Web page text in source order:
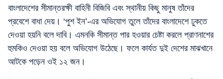
বাংলাদেশের সীমান্তরক্ষী বাহিনী বিজিবি এবং স্থানীয় কিছু মানুষ তাঁদের
প্রবেশে বাধা দেয়। ‘পুশ ইন’-এর অভিযোগ তুলে তাঁদের বাংলাদেশে ঢুকতে
দেওয়া হয়নি বলে দাবি। এমনকি সীমান্ত পার হওয়ার চেষ্টা করলে প্রাণনাশের
হুমকিও দেওয়া হয় বলে অভিযোগ উঠেছে। ফলে কার্যত দুই দেশের মাঝখানে
আটকে পড়েন ওই ১২ জন।